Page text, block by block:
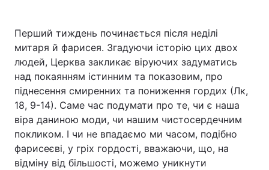
Перший тиждень починається після неділі
митаря й фарисея. Згадуючи історію цих двох
людей, Церква закликає віруючих задуматись
над покаянням істинним та показовим, про
піднесення смиренних та пониження гордих (Лк,
18, 9-14). Саме час подумати про те, чи є наша
віра даниною моди, чи нашим чистосердечним
покликом. І чи не впадаємо ми часом, подібно
фарисеєві, у гріх гордості, вважаючи, що, на
відміну від більшості, можемо уникнути